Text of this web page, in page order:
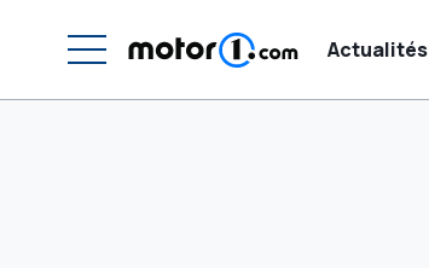
Actualités